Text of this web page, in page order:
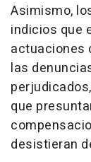
Asimismo,
indicios que
actuaciones
las
que
desistieran